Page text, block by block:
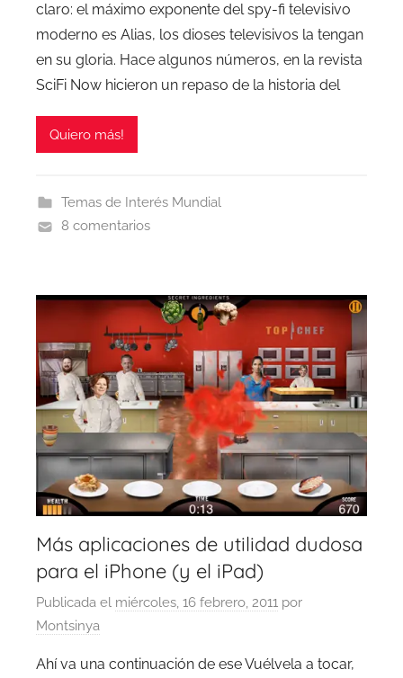
claro: el máximo exponente del spy-fi televisivo
moderno es Alias, los dioses televisivos la tengan
en su gloria. Hace algunos números, en la revista
SciFi Now hicieron un repaso de la historia del
Quiero más!
Temas de Interés Mundial
8 comentarios
Más aplicaciones de utilidad dudosa
para el iPhone (y el iPad)
Publicada el miércoles, 16 febrero, 2011 por
Montsinya
Ahí va una continuación de ese Vuélvela a tocar,